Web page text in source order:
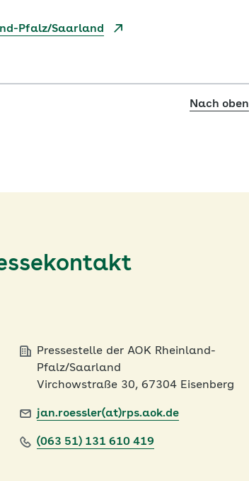
Pfalz/Saarland
Nach oben
Pressestelle der AOK Rheinland-
Pfalz/Saarland
Virchowstraße 30, 67304 Eisenberg
jan.roessler(at)rps.aok.de
(063 51) 131 610 419